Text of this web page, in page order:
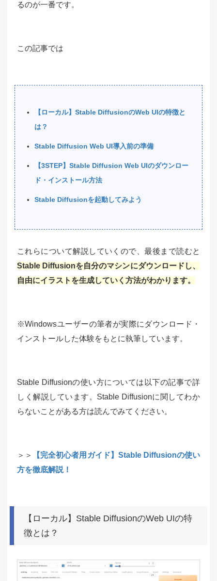
るのが一番です。
この記事では
【ローカル】Stable DiffusionのWeb UIの特徴と
は？
Stable Diffusion Web UI導入前の準備
【3STEP】Stable Diffusion Web UIのダウンロー
ド・インストール方法
Stable Diffusionを起動してみよう
これらについて解説していくので、最後まで読むと
Stable Diffusionを自分のマシンにダウンロードし、
自由にイラストを生成していく方法がわかります。
※Windowsユーザーの筆者が実際にダウンロード・
インストールした体験をもとに執筆しています。
Stable Diffusionの使い方については以下の記事で詳
しく解説しています。Stable Diffusionに関してわか
らないことがある方は読んでみてください。
＞＞
【完全初心者用ガイド】Stable Diffusionの使い
方を徹底解説！
【ローカル】Stable DiffusionのWeb UIの特
徴とは？